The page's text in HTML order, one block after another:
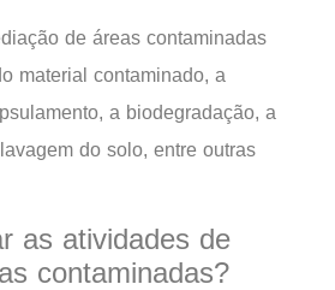
de áreas contaminadas
material contaminado, a
a biodegradação, a
do solo, entre outras
as atividades de
contaminadas?